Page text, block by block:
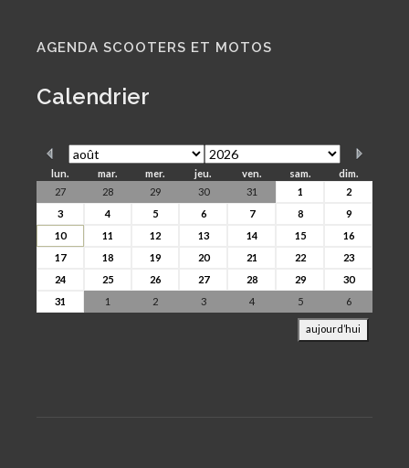
AGENDA SCOOTERS ET MOTOS
Calendrier
lun. mar. mer. jeu. ven. sam.
dim.
27
28 29 30 31 1
2
3
4 5 6 7 8
9
10
11 12 13 14 15
16
17
18 19 20 21 22
23
24
25 26 27 28 29
30
31
1 2 3 4 5 6
aujourd’hui